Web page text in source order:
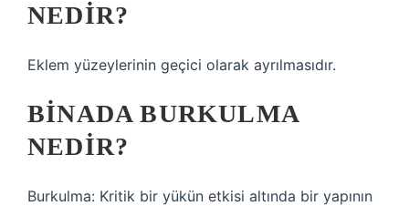
NEDIR?
Eklem yüzeylerinin geçici olarak ayrılmasıdır.
BINADA BURKULMA
NEDIR?
Burkulma: Kritik bir yükün etkisi altında bir yapının